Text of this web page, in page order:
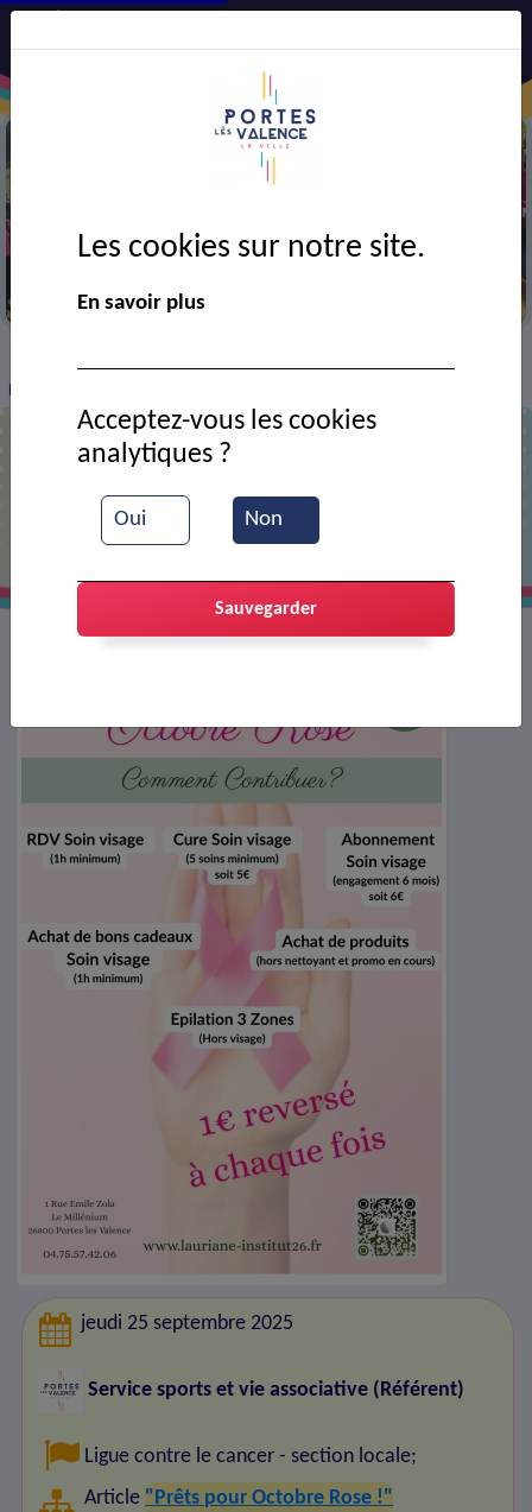
Prêts pour Octobre Rose !
Prêts pour Octobre Rose !
jeudi 25 septembre 2025
Service sports et vie associative (Référent)
Ligue contre le cancer - section locale;
Article "Prêts pour Octobre Rose !"
Les cookies sur notre site.
En savoir plus
Oui Non
Acceptez-vous les cookies
analytiques ?
Sauvegarder